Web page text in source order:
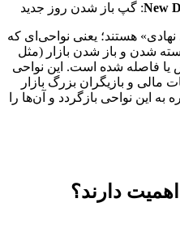
New: گپ باز شدن روز جدید
هستند؛ یعنی نواحی‌ای که
شدن و باز شدن بازار (مثل
یا فاصله شده است. این نواحی
و بازیگران بزرگ بازار
به این نواحی بازگردد و آن‌ها را
دارند؟